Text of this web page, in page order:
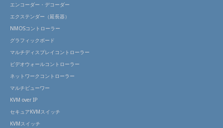
エンコーダー・デコーダー
エクステンダー（延長器）
NMOSコントローラー
グラフィックボード
マルチディスプレイコントローラー
ビデオウォールコントローラー
ネットワークコントローラー
マルチビューワー
KVM over IP
セキュアKVMスイッチ
KVMスイッチ